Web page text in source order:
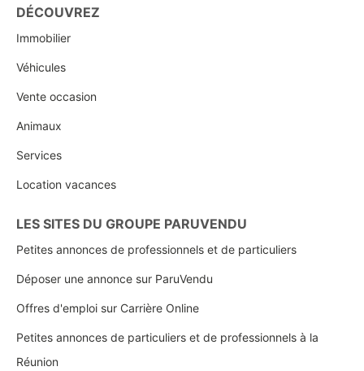
DÉCOUVREZ
Immobilier
Véhicules
Vente occasion
Animaux
Services
Location vacances
LES SITES DU GROUPE PARUVENDU
Petites annonces de professionnels et de particuliers
Déposer une annonce sur ParuVendu
Offres d'emploi sur Carrière Online
Petites annonces de particuliers et de professionnels à la
Réunion